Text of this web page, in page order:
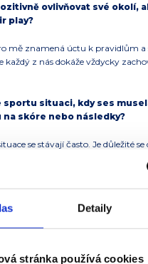
Detaily
stránka používá cookies
ovlivňovat své okolí,
play?
mě znamená úctu k pravidlům a
každý z nás dokáže vždycky
sportu situaci, kdy ses
na skóre nebo následky?
se stávají často. Je důležité
mám jen pár těch